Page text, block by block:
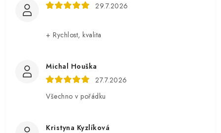
29.7.2026
+ Rychlost, kvalita
Michal Houška
27.7.2026
Všechno v pořádku
Kristyna Kyzlíková